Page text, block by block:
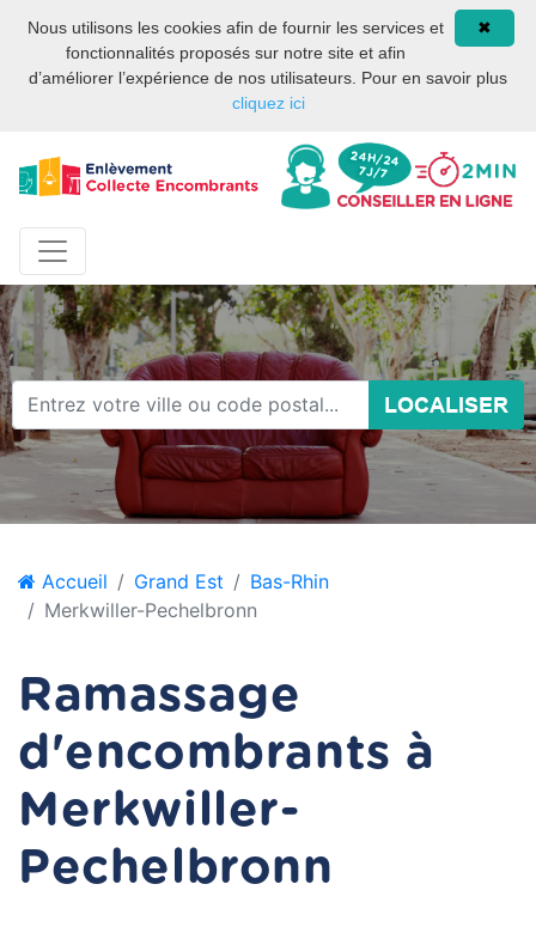
Site internet privé et
indépendant des services
publics ou des services de
la mairie de Paris.
08 93 02 00 17
LOCALISER
Accueil Grand Est
Bas-Rhin
Merkwiller-Pechelbronn
Ramassage
d'encombrants à
Merkwiller-
Pechelbronn
✖
Nous utilisons les cookies afin de fournir les services et
fonctionnalités proposés sur notre site et afin
d’améliorer l’expérience de nos utilisateurs. Pour en savoir plus
cliquez ici